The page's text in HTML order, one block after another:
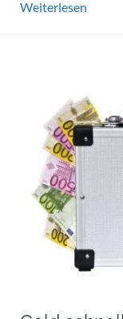
Weiterlesen